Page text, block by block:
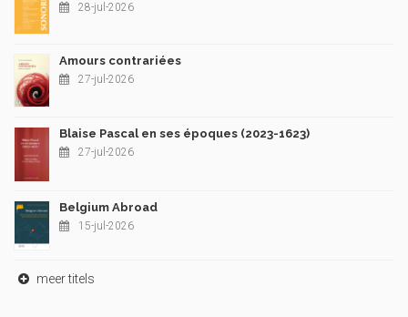
28-jul-2026
Amours contrariées
27-jul-2026
Blaise Pascal en ses époques (2023-1623)
27-jul-2026
Belgium Abroad
15-jul-2026
meer titels